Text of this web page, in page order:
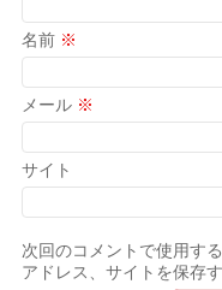
名前 ※
メール ※
サイト
次回のコメントで使用す
アドレス、サイトを保存す